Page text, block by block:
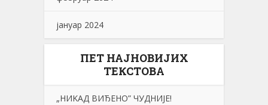
јануар 2024
ПЕТ НАЈНОВИЈИХ
ТЕКСТОВА
„НИKАД ВИЂЕНО” ЧУДНИЈЕ!